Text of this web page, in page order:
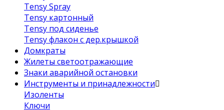
Tensy Spray
Tensy картонный
Tensy под сиденье
Tensy флакон с дер.крышкой
Домкраты
Жилеты светоотражающие
Знаки аварийной остановки
Инструменты и принадлежности
Изоленты
Ключи